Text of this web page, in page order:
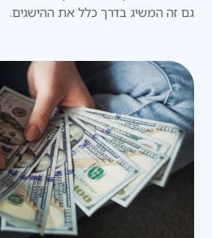
גם זה המשיג בדרך כלל את ההישגים.